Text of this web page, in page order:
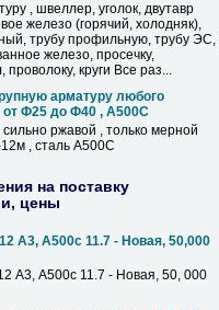
, швеллер, уголок, двутавр
железо (горячий, холодняк),
трубу профильную, трубу ЭС,
железо, просечку,
круги Все раз...
арматуру любого
от Ф25 до Ф40 , А500С
ржавой , только мерной
, сталь А500С
на поставку
цены
А3, А500c 11.7 - Новая, 50,000
А3, А500c 11.7 - Новая, 50, 000